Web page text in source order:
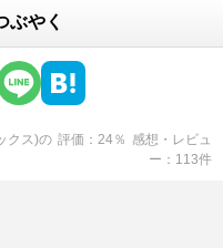
ぶやく
クス)の 評価 24％ 感想・レビュ
ー
113件